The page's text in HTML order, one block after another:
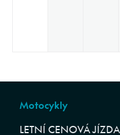
Motocykly
LETNÍ CENOVÁ JÍZDA